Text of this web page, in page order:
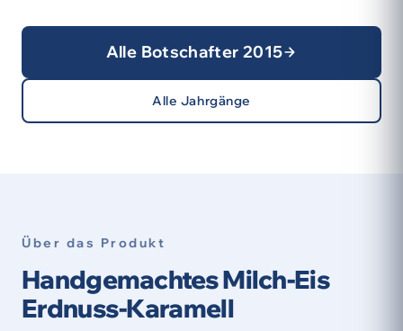
Alle Botschafter 2015
Alle Jahrgänge
Über das Produkt
Handgemachtes Milch-Eis
Erdnuss-Karamell